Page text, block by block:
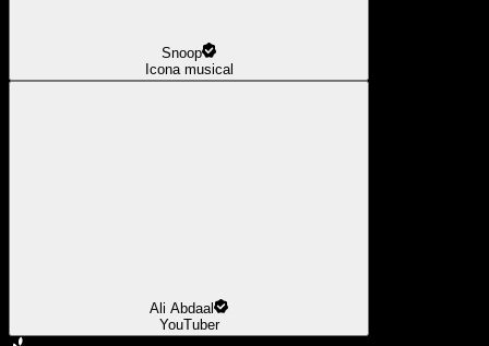
Snoop
Icona musical
Ali Abdaal
YouTuber